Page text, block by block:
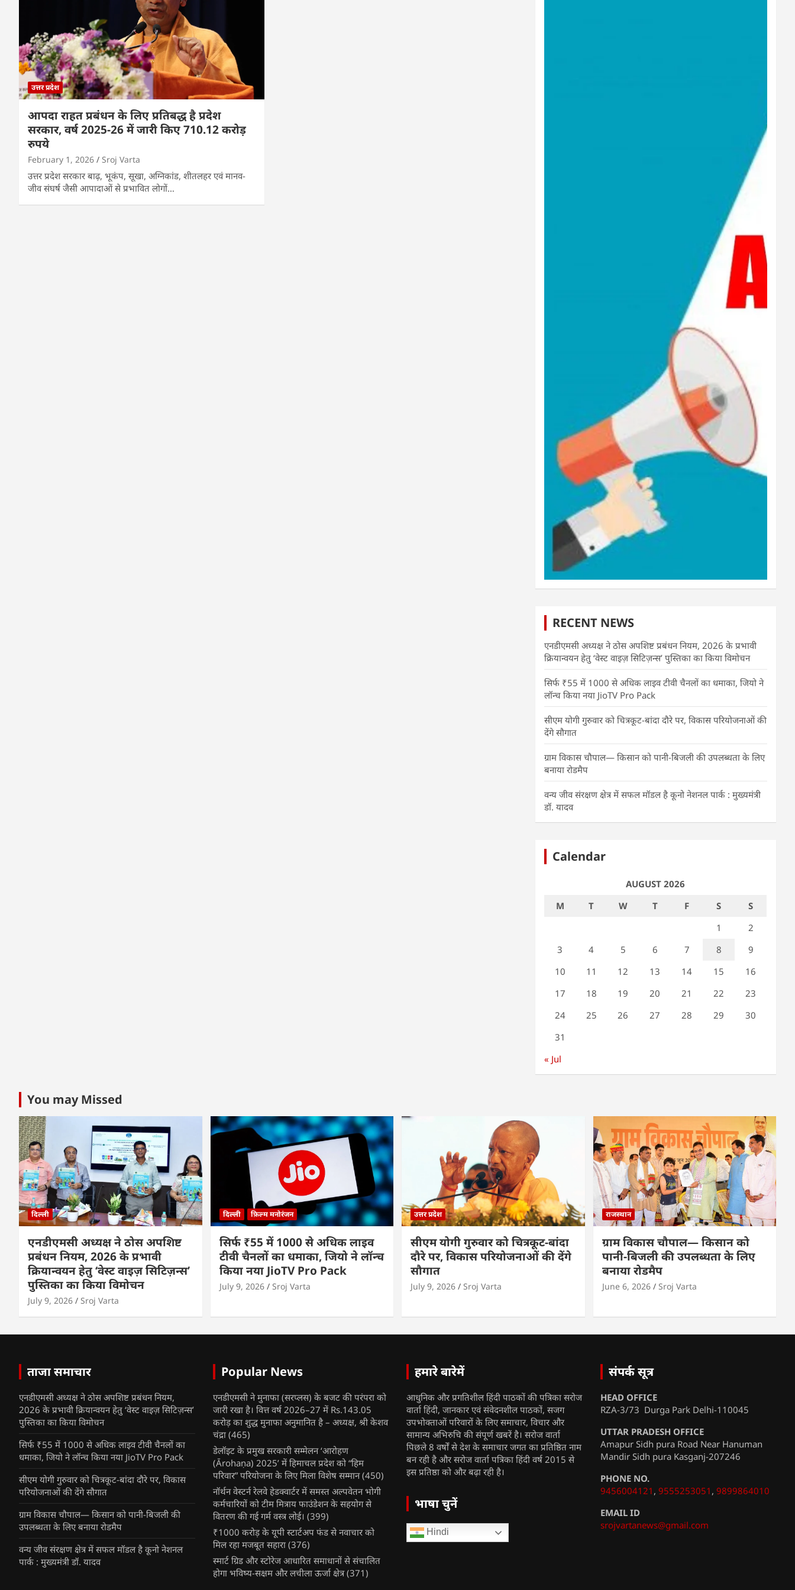
उत्तर प्रदेश
आपदा राहत प्रबंधन के लिए प्रतिबद्ध है प्रदेश
सरकार, वर्ष 2025-26 में जारी किए 710.12 करोड़
रुपये
February 1, 2026 Sroj Varta
उत्तर प्रदेश सरकार बाढ़, भूकंप, सूखा, अग्निकांड, शीतलहर एवं मानव-
जीव संघर्ष जैसी आपादाओं से प्रभावित लोगों…
RECENT NEWS
एनडीएमसी अध्यक्ष ने ठोस अपशिष्ट प्रबंधन नियम, 2026 के प्रभावी
क्रियान्वयन हेतु ‘वेस्ट वाइज़ सिटिज़न्स’ पुस्तिका का किया विमोचन
सिर्फ ₹55 में 1000 से अधिक लाइव टीवी चैनलों का धमाका, जियो ने
लॉन्च किया नया JioTV Pro Pack
सीएम योगी गुरुवार को चित्रकूट-बांदा दौरे पर, विकास परियोजनाओं की
देंगे सौगात
ग्राम विकास चौपाल— किसान को पानी-बिजली की उपलब्धता के लिए
बनाया रोडमैप
वन्य जीव संरक्षण क्षेत्र में सफल मॉडल है कूनो नेशनल पार्क : मुख्यमंत्री
डॉ. यादव
Calendar
AUGUST 2026
M
T W T F S
S
1
2
3
4 5 6 7 8
9
10
11 12 13 14 15
16
17
18 19 20 21 22
23
24
25 26 27 28 29
30
31
« Jul
You may Missed
दिल्ली
एनडीएमसी अध्यक्ष ने ठोस अपशिष्ट
प्रबंधन नियम, 2026 के प्रभावी
क्रियान्वयन हेतु ‘वेस्ट वाइज़ सिटिज़न्स’
पुस्तिका का किया विमोचन
July 9, 2026 Sroj Varta
दिल्ली फ़िल्म मनोरंजन
सिर्फ ₹55 में 1000 से अधिक लाइव
टीवी चैनलों का धमाका, जियो ने लॉन्च
किया नया JioTV Pro Pack
July 9, 2026 Sroj Varta
उत्तर प्रदेश
सीएम योगी गुरुवार को चित्रकूट-बांदा
दौरे पर, विकास परियोजनाओं की देंगे
सौगात
July 9, 2026 Sroj Varta
राजस्थान
ग्राम विकास चौपाल— किसान को
पानी-बिजली की उपलब्धता के लिए
बनाया रोडमैप
June 6, 2026 Sroj Varta
ताजा समाचार
एनडीएमसी अध्यक्ष ने ठोस अपशिष्ट प्रबंधन नियम,
2026 के प्रभावी क्रियान्वयन हेतु ‘वेस्ट वाइज़ सिटिज़न्स’
पुस्तिका का किया विमोचन
सिर्फ ₹55 में 1000 से अधिक लाइव टीवी चैनलों का
धमाका, जियो ने लॉन्च किया नया JioTV Pro Pack
सीएम योगी गुरुवार को चित्रकूट-बांदा दौरे पर, विकास
परियोजनाओं की देंगे सौगात
ग्राम विकास चौपाल— किसान को पानी-बिजली की
उपलब्धता के लिए बनाया रोडमैप
वन्य जीव संरक्षण क्षेत्र में सफल मॉडल है कूनो नेशनल
पार्क : मुख्यमंत्री डॉ. यादव
Popular News
एनडीएमसी ने मुनाफा (सरप्लस) के बजट की परंपरा को
जारी रखा है। वित्त वर्ष 2026–27 में Rs.143.05
करोड़ का शुद्ध मुनाफा अनुमानित है – अध्यक्ष, श्री केशव
चंद्रा (465)
डेलॉइट के प्रमुख सरकारी सम्मेलन ‘आरोहण
(Ārohaṇa) 2025’ में हिमाचल प्रदेश को “हिम
परिवार” परियोजना के लिए मिला विशेष सम्मान (450)
नॉर्थन वेस्टर्न रेलवे हेडक्वार्टर में समस्त अल्पवेतन भोगी
कर्मचारियों को टीम मित्राय फाउंडेशन के सहयोग से
वितरण की गई गर्म वस्त्र लोई। (399)
₹1000 करोड़ के यूपी स्टार्टअप फंड से नवाचार को
मिल रहा मजबूत सहारा (376)
स्मार्ट ग्रिड और स्टोरेज आधारित समाधानों से संचालित
होगा भविष्य-सक्षम और लचीला ऊर्जा क्षेत्र (371)
हमारे बारेमें
आधुनिक और प्रगतिशील हिंदी पाठकों की पत्रिका सरोज
वार्ता हिंदी, जानकार एवं संवेदनशील पाठकों, सजग
उपभोक्ताओं परिवारों के लिए समाचार, विचार और
सामान्य अभिरुचि की संपूर्ण खबरें है। सरोज वार्ता
पिछले 8 वर्षों से देश के समाचार जगत का प्रतिष्ठित नाम
बन रही है और सरोज वार्ता पत्रिका हिंदी वर्ष 2015 से
इस प्रतिष्ठा को और बढ़ा रही है।
भाषा चुनें
Hindi
संपर्क सूत्र
HEAD OFFICE
RZA-3/73 Durga Park Delhi-110045
UTTAR PRADESH OFFICE
Amapur Sidh pura Road Near Hanuman
Mandir Sidh pura Kasganj-207246
PHONE NO.
9456004121 , 9555253051 , 9899864010
EMAIL ID
srojvartanews@gmail.com